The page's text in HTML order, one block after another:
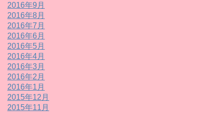
2016年9月
2016年8月
2016年7月
2016年6月
2016年5月
2016年4月
2016年3月
2016年2月
2016年1月
2015年12月
2015年11月